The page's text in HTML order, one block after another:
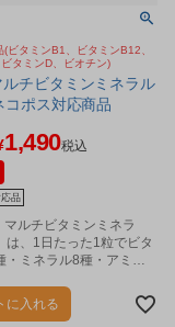
(ビタミンB1、ビタミンB12、
タミンD、ビオチン)
ルチビタミンミネラル
※ネコポス対応商品
1,490税込
品
ルチビタミンミネラ
、1日たった1粒でビタ
・ミネラル8種・アミノ
養機能食品(ビタミンB1、
、ビタミンC、ビタミン
に入れる